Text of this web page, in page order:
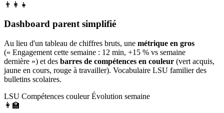
👨‍👩‍👧
Dashboard parent simplifié
Au lieu d'un tableau de chiffres bruts, une métrique en gros
(« Engagement cette semaine : 12 min, +15 % vs semaine
dernière ») et des barres de compétences en couleur (vert acquis,
jaune en cours, rouge à travailler). Vocabulaire LSU familier des
bulletins scolaires.
LSU Compétences couleur Évolution semaine
👩‍🏫